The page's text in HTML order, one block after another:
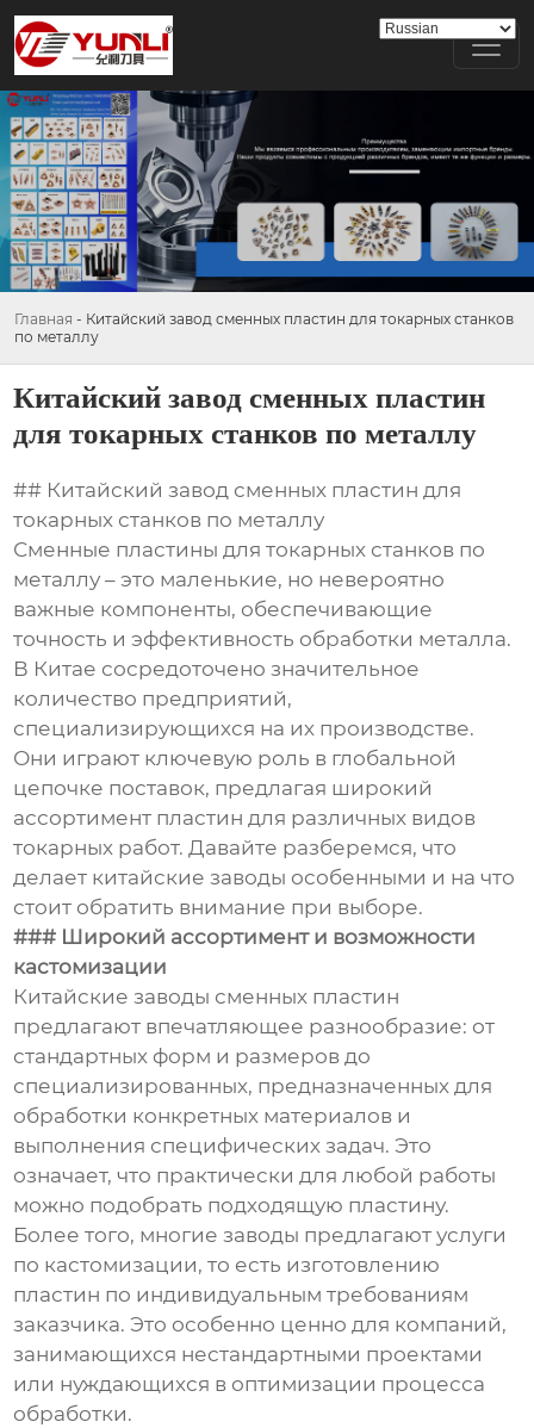
Главная - Китайский завод сменных пластин для токарных станков
по металлу
Китайский завод сменных пластин
для токарных станков по металлу
## Китайский завод сменных пластин для
токарных станков по металлу
Сменные пластины для токарных станков по
металлу – это маленькие, но невероятно
важные компоненты, обеспечивающие
точность и эффективность обработки металла.
В Китае сосредоточено значительное
количество предприятий,
специализирующихся на их производстве.
Они играют ключевую роль в глобальной
цепочке поставок, предлагая широкий
ассортимент пластин для различных видов
токарных работ. Давайте разберемся, что
делает китайские заводы особенными и на что
стоит обратить внимание при выборе.
### Широкий ассортимент и возможности
кастомизации
Китайские заводы сменных пластин
предлагают впечатляющее разнообразие: от
стандартных форм и размеров до
специализированных, предназначенных для
обработки конкретных материалов и
выполнения специфических задач. Это
означает, что практически для любой работы
можно подобрать подходящую пластину.
Более того, многие заводы предлагают услуги
по кастомизации, то есть изготовлению
пластин по индивидуальным требованиям
заказчика. Это особенно ценно для компаний,
занимающихся нестандартными проектами
или нуждающихся в оптимизации процесса
обработки.